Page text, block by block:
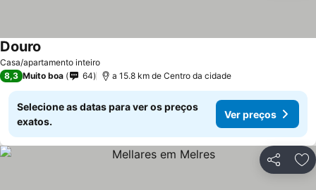
Casa/apartamento inteiro
Douro
8,3 Muito boa 64 a 15.8 km de Centro da cidade
Selecione as datas para ver os preços
exatos.
Ver preços
Partilhar